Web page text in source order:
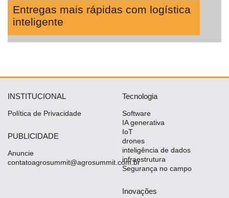
Entregas mais rápidas com logística
inteligente
INSTITUCIONAL
Política de Privacidade
PUBLICIDADE
Anuncie
contatoagrosummit@agrosummit.com.br
Tecnologia
Software
IA generativa
IoT
drones
inteligência de dados
infraestrutura
Segurança no campo
Inovações